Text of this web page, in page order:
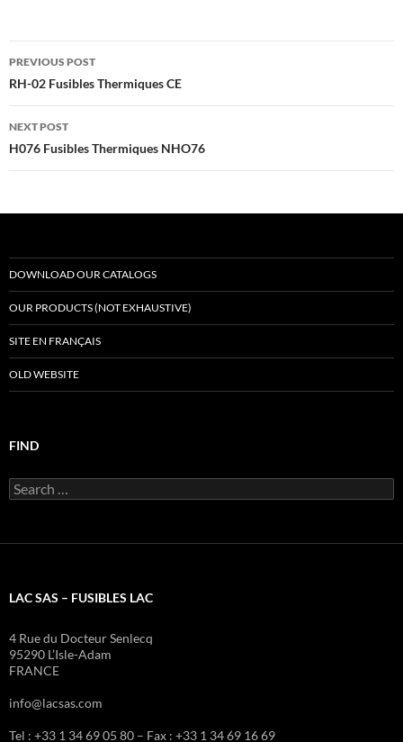
Post
navigation
PREVIOUS POST
RH-02 Fusibles Thermiques CE
NEXT POST
H076 Fusibles Thermiques NHO76
DOWNLOAD OUR CATALOGS
OUR PRODUCTS (NOT EXHAUSTIVE)
SITE EN FRANÇAIS
OLD WEBSITE
FIND
Search
for:
LAC SAS – FUSIBLES LAC
4 Rue du Docteur Senlecq
95290 L’Isle-Adam
FRANCE
info@lacsas.com
Tel : +33 1 34 69 05 80 – Fax : +33 1 34 69 16 69